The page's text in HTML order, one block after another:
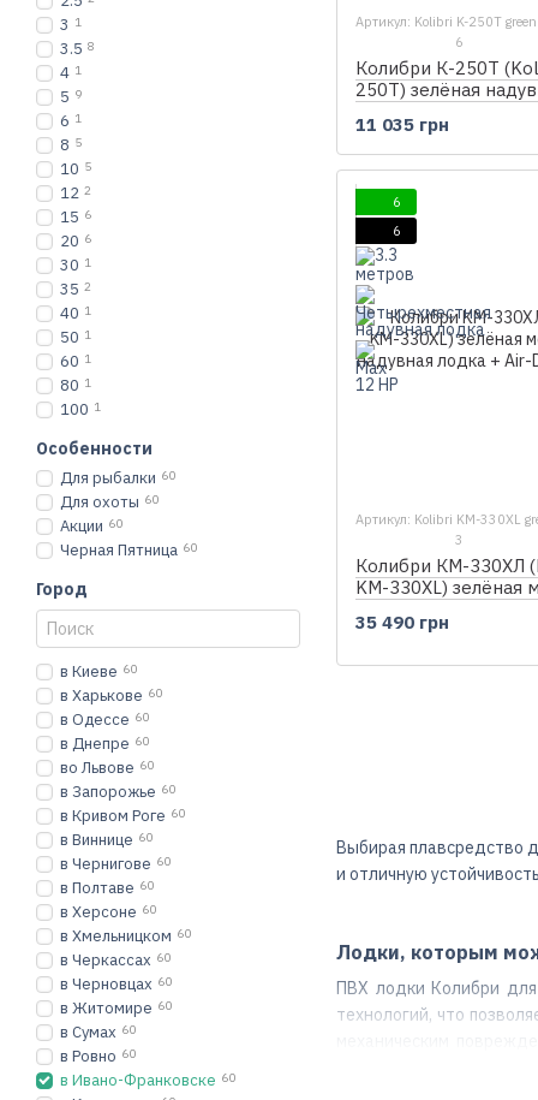
Выбирая плавсредство
и отличную
Лодки, которым
ПВХ лодки Колибри
технологий, что
Артикул: Kolibri K-250T green
6
Колибри К-250Т
250T) зелёная
11 035 грн
6
6
Артикул: Kolibri KM-330XL
3
Колибри КМ-330ХЛ
KM-330XL) зелёная
35 490 грн
3 1
3.5 8
4 1
5 9
6 1
8 5
10 5
12 2
15 6
20 6
30 1
35 2
40 1
50 1
60 1
80 1
100 1
Особенности
Для рыбалки 60
Для охоты 60
Акции 60
Черная Пятница 60
Город
в Киеве 60
в Харькове 60
в Одессе 60
в Днепре 60
во Львове 60
в Запорожье 60
в Кривом Роге 60
в Виннице 60
в Чернигове 60
в Полтаве 60
в Херсоне 60
в Хмельницком 60
в Черкассах 60
в Черновцах 60
в Житомире 60
в Сумах 60
в Ровно 60
в Ивано-Франковске 60